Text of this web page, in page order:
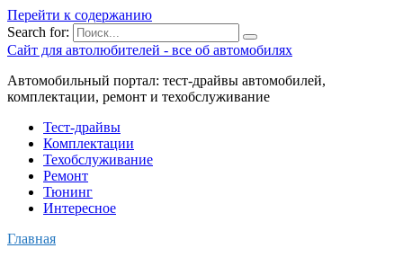
Перейти к содержанию
Search for:
Сайт для автолюбителей - все об автомобилях
Автомобильный портал: тест-драйвы автомобилей,
комплектации, ремонт и техобслуживание
Тест-драйвы
Комплектации
Техобслуживание
Ремонт
Тюнинг
Интересное
Главная